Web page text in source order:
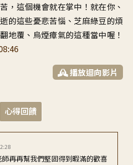
，這個機會就在掌中！就在你、
的這些憂悲苦惱、芝麻綠豆的煩
地覆、烏煙瘴氣的這種當中喔！
播放迴向影片
心得回饋
再再幫我們堅固得到暇滿的歡喜